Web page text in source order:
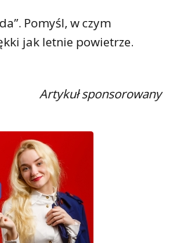
Pomyśl, w czym
jak letnie powietrze.
Artykuł sponsorowany